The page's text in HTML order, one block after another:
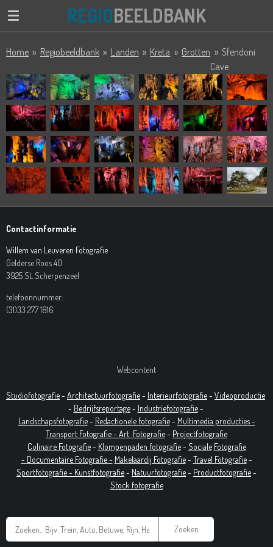
Ga
de
REGIOBEELDBANK
Home » Regiobeeldbank » Landen » Kreta » Grotten » Sfendoni
Cave
Contactinformatie
Willem van Leuveren Fotografie
Gelderse Roos 40
3925 SL Scherpenzeel
telefoonnummer:
(31)33 277 1816
Webcontent
Studiofotografie- Architectuurfotografie- Interieurfotografie- Videoproductie
- Bedrijfsreportage- Industriefotografie-
Landschapsfotografie- Redactionele fotografie- Multimedia producties -
Transport Fotografie - Art Fotografie- Projectfotografie
Culinaire Fotografie- Klompenpaden fotografie- Sociale Fotografie
- Documentaire Fotografie- Makelaardij Fotografie- Travel Fotografie-
Sportfotografie - Kunstfotografie- Natuurfotografie- Productfotografie-
Stock fotografie
Zoeken